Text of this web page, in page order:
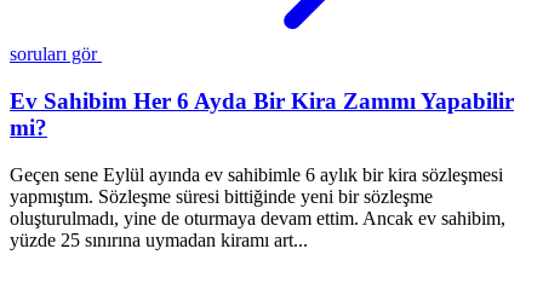
soruları gör
Ev Sahibim Her 6 Ayda Bir Kira Zammı Yapabilir
mi?
Geçen sene Eylül ayında ev sahibimle 6 aylık bir kira sözleşmesi
yapmıştım. Sözleşme süresi bittiğinde yeni bir sözleşme
oluşturulmadı, yine de oturmaya devam ettim. Ancak ev sahibim,
yüzde 25 sınırına uymadan kiramı art...